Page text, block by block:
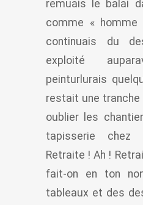
remuais le balai
comme « homme
continuais du
exploité
peinturlurais
restait une tranche
oublier les
tapisserie chez
Retraite ! Ah !
fait-on en ton
tableaux et des